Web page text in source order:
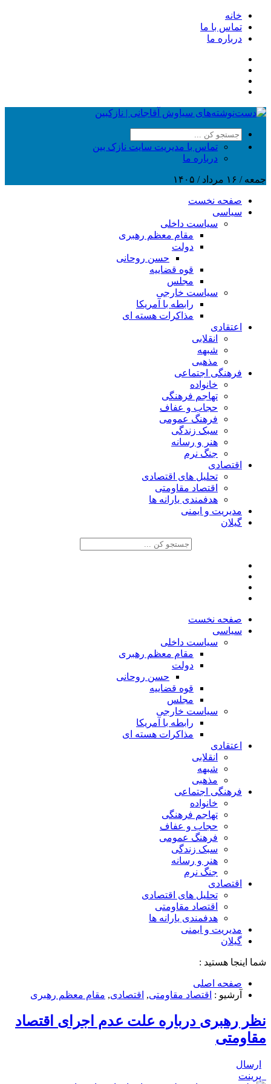
خانه
تماس با ما
درباره ما
تماس با مدیریت سایت نازک بین
درباره ما
جمعه / ۱۶ مرداد / ۱۴۰۵
صفحه نخست
سیاسی
سیاست داخلی
مقام معظم رهبری
دولت
حسن روحانی
قوه قضاییه
مجلس
سیاست خارجی
رابطه با آمریکا
مذاکرات هسته ای
اعتقادی
انقلابی
شبهه
مذهبی
فرهنگی اجتماعی
خانواده
تهاجم فرهنگی
حجاب و عفاف
فرهنگ عمومی
سبک زندگی
هنر و رسانه
جنگ نرم
اقتصادی
تحلیل های اقتصادی
اقتصاد مقاومتی
هدفمندی یارانه ها
مدیریت و ایمنی
گیلان
صفحه نخست
سیاسی
سیاست داخلی
مقام معظم رهبری
دولت
حسن روحانی
قوه قضاییه
مجلس
سیاست خارجی
رابطه با آمریکا
مذاکرات هسته ای
اعتقادی
انقلابی
شبهه
مذهبی
فرهنگی اجتماعی
خانواده
تهاجم فرهنگی
حجاب و عفاف
فرهنگ عمومی
سبک زندگی
هنر و رسانه
جنگ نرم
اقتصادی
تحلیل های اقتصادی
اقتصاد مقاومتی
هدفمندی یارانه ها
مدیریت و ایمنی
گیلان
شما اینجا هستید :
صفحه اصلی
آرشیو : اقتصاد مقاومتی, اقتصادی, مقام معظم رهبری
نظر رهبری درباره علت عدم اجرای اقتصاد
مقاومتی
ارسال
پرینت